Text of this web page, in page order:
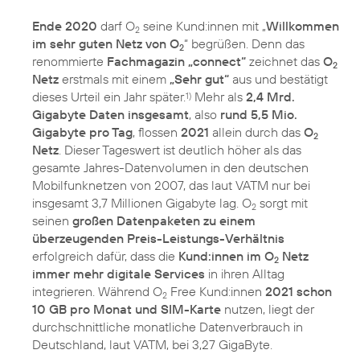
Ende 2020 darf O2 seine Kund:innen mit „Willkommen
im sehr guten Netz von O2“ begrüßen. Denn das
renommierte Fachmagazin „connect“ zeichnet das O2
Netz erstmals mit einem „Sehr gut“ aus und bestätigt
dieses Urteil ein Jahr später.1) Mehr als 2,4 Mrd.
Gigabyte Daten insgesamt, also rund 5,5 Mio.
Gigabyte pro Tag, flossen 2021 allein durch das O2
Netz. Dieser Tageswert ist deutlich höher als das
gesamte Jahres-Datenvolumen in den deutschen
Mobilfunknetzen von 2007, das laut VATM nur bei
insgesamt 3,7 Millionen Gigabyte lag. O2 sorgt mit
seinen großen Datenpaketen zu einem
überzeugenden Preis-Leistungs-Verhältnis
erfolgreich dafür, dass die Kund:innen im O2 Netz
immer mehr digitale Services in ihren Alltag
integrieren. Während O2 Free Kund:innen 2021 schon
10 GB pro Monat und SIM-Karte nutzen, liegt der
durchschnittliche monatliche Datenverbrauch in
Deutschland, laut VATM, bei 3,27 GigaByte.